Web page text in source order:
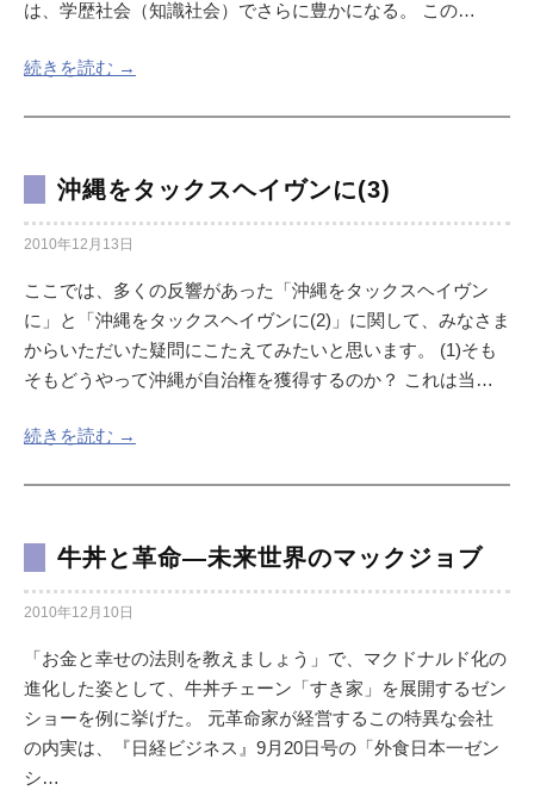
は、学歴社会（知識社会）でさらに豊かになる。 この…
続きを読む →
沖縄をタックスヘイヴンに(3)
2010年12月13日
ここでは、多くの反響があった「沖縄をタックスヘイヴン
に」と「沖縄をタックスヘイヴンに(2)」に関して、みなさま
からいただいた疑問にこたえてみたいと思います。 (1)そも
そもどうやって沖縄が自治権を獲得するのか？ これは当…
続きを読む →
牛丼と革命―未来世界のマックジョブ
2010年12月10日
「お金と幸せの法則を教えましょう」で、マクドナルド化の
進化した姿として、牛丼チェーン「すき家」を展開するゼン
ショーを例に挙げた。 元革命家が経営するこの特異な会社
の内実は、『日経ビジネス』9月20日号の「外食日本一ゼン
シ…